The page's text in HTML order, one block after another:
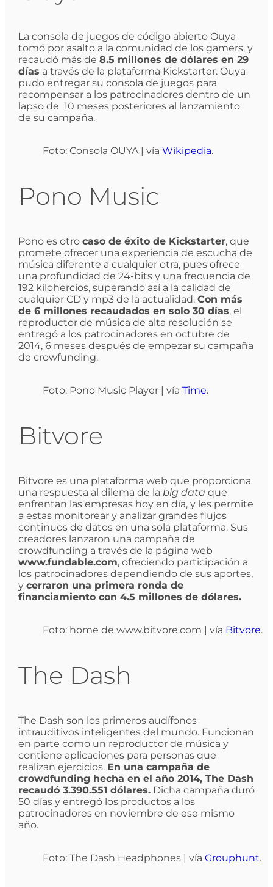
La consola de juegos de código abierto Ouya
tomó por asalto a la comunidad de los gamers, y
recaudó más de 8.5 millones de dólares en 29
días a través de la plataforma Kickstarter. Ouya
pudo entregar su consola de juegos para
recompensar a los patrocinadores dentro de un
lapso de 10 meses posteriores al lanzamiento
de su campaña.
Foto: Consola OUYA | vía Wikipedia.
Pono Music
Pono es otro caso de éxito de Kickstarter, que
promete ofrecer una experiencia de escucha de
música diferente a cualquier otra, pues ofrece
una profundidad de 24-bits y una frecuencia de
192 kilohercios, superando así a la calidad de
cualquier CD y mp3 de la actualidad. Con más
de 6 millones recaudados en solo 30 días, el
reproductor de música de alta resolución se
entregó a los patrocinadores en octubre de
2014, 6 meses después de empezar su campaña
de crowfunding.
Foto: Pono Music Player | vía Time.
Bitvore
Bitvore es una plataforma web que proporciona
una respuesta al dilema de la big data que
enfrentan las empresas hoy en día, y les permite
a estas monitorear y analizar grandes flujos
continuos de datos en una sola plataforma. Sus
creadores lanzaron una campaña de
crowdfunding a través de la página web
www.fundable.com, ofreciendo participación a
los patrocinadores dependiendo de sus aportes,
y cerraron una primera ronda de
financiamiento con 4.5 millones de dólares.
Foto: home de www.bitvore.com | vía Bitvore.
The Dash
The Dash son los primeros audífonos
intrauditivos inteligentes del mundo. Funcionan
en parte como un reproductor de música y
contiene aplicaciones para personas que
realizan ejercicios. En una campaña de
crowdfunding hecha en el año 2014, The Dash
recaudó 3.390.551 dólares.Dicha campaña duró
50 días y entregó los productos a los
patrocinadores en noviembre de ese mismo
año.
Foto: The Dash Headphones | vía Grouphunt.